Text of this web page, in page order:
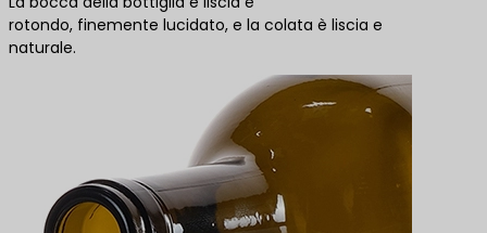
rotondo, finemente lucidato, e la colata è liscia e
naturale.